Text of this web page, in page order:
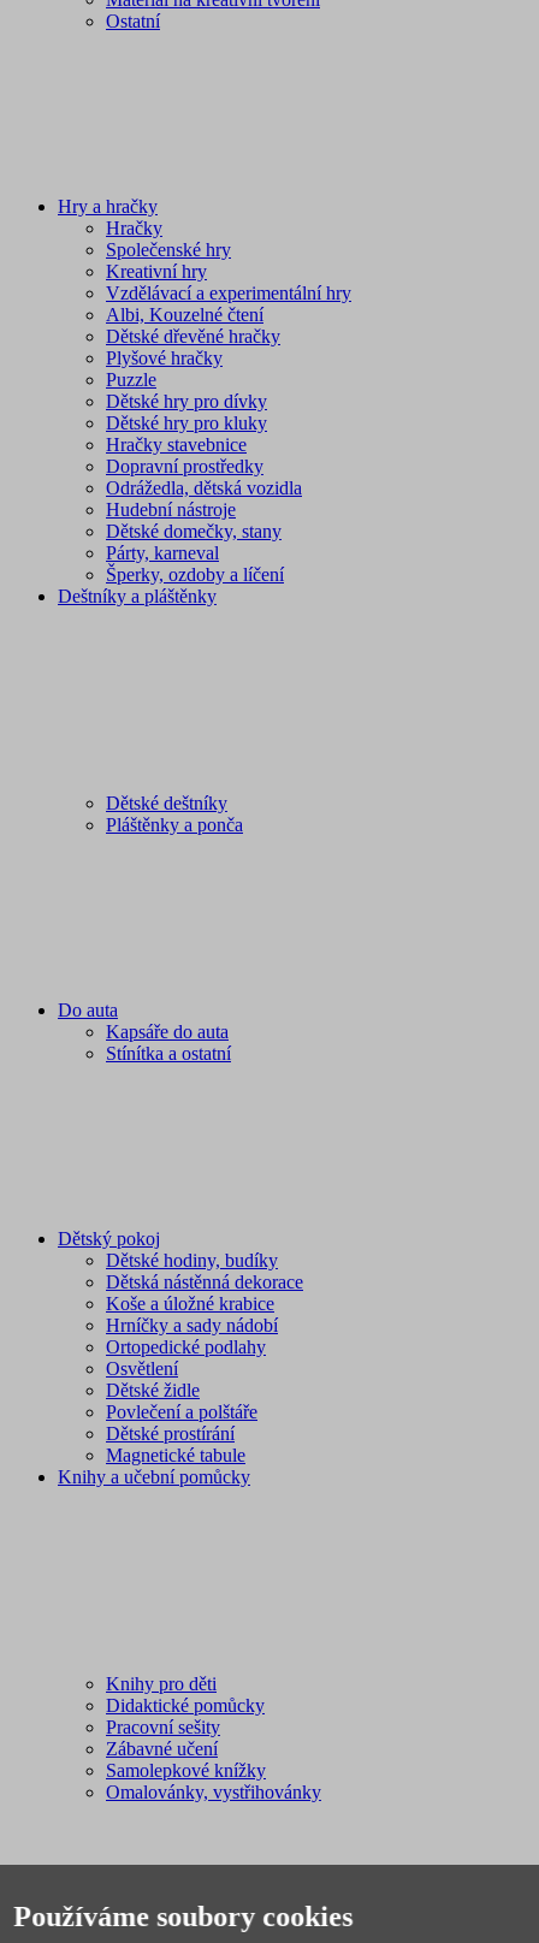
Ostatní
Hry a hračky
Hračky
Společenské hry
Kreativní hry
Vzdělávací a experimentální hry
Albi, Kouzelné čtení
Dětské dřevěné hračky
Plyšové hračky
Puzzle
Dětské hry pro dívky
Dětské hry pro kluky
Hračky stavebnice
Dopravní prostředky
Odrážedla, dětská vozidla
Hudební nástroje
Dětské domečky, stany
Párty, karneval
Šperky, ozdoby a líčení
Deštníky a pláštěnky
Dětské deštníky
Pláštěnky a ponča
Do auta
Kapsáře do auta
Stínítka a ostatní
Dětský pokoj
Dětské hodiny, budíky
Dětská nástěnná dekorace
Koše a úložné krabice
Hrníčky a sady nádobí
Ortopedické podlahy
Osvětlení
Dětské židle
Povlečení a polštáře
Dětské prostírání
Magnetické tabule
Knihy a učební pomůcky
Knihy pro děti
Didaktické pomůcky
Pracovní sešity
Zábavné učení
Samolepkové knížky
Omalovánky, vystřihovánky
Používáme soubory cookies